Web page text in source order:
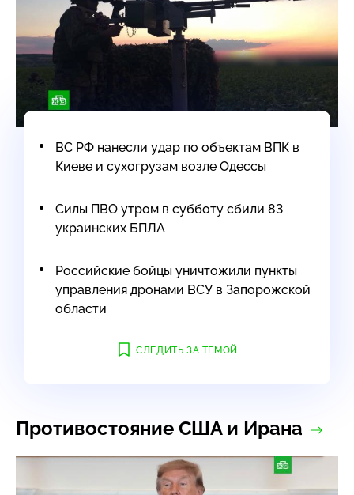
ВС РФ нанесли удар по объектам ВПК в
Киеве и сухогрузам возле Одессы
Силы ПВО утром в субботу сбили 83
украинских БПЛА
Российские бойцы уничтожили пункты
управления дронами ВСУ в Запорожской
области
СЛЕДИТЬ ЗА ТЕМОЙ
Противостояние США и Ирана